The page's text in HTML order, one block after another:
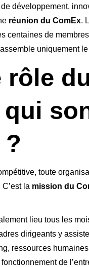
développement,
réunion du ComEx.
centaines de
uniquement
rôle
toute
la mission du
lieu tous les
dirigeants y
ressources
de